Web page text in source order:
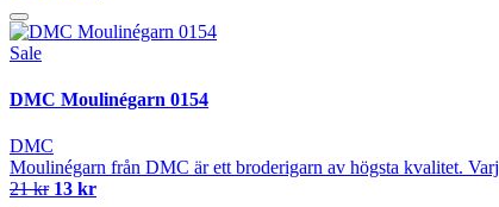
Sale
DMC Moulinégarn 0154
DMC
Moulinégarn från DMC är ett broderigarn av högsta kvalitet.
21 kr 13 kr